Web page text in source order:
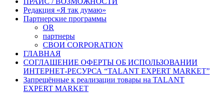
Редакция «Я так думаю»
Партнерские программы
OR
партнеры
СВОИ CORPORATION
ГЛАВНАЯ
СОГЛАШЕНИЕ ОФЕРТЫ ОБ ИСПОЛЬЗОВАНИИ
ИНТЕРНЕТ-РЕСУРСА “TALANT EXPERT MARKET”
Запрещённые к реализации товары на TALANT
EXPERT MARKET